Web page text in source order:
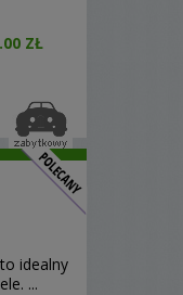
ZŁ
idealny
...